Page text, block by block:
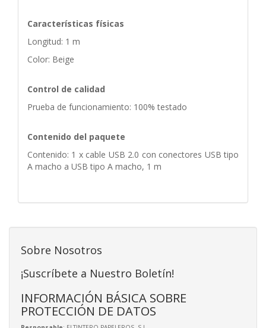
Características físicas
Longitud: 1 m
Color: Beige
Control de calidad
Prueba de funcionamiento: 100% testado
Contenido del paquete
Contenido: 1 x cable USB 2.0 con conectores USB tipo
A macho a USB tipo A macho, 1 m
Sobre Nosotros
¡Suscríbete a Nuestro Boletín!
INFORMACIÓN BÁSICA SOBRE
PROTECCIÓN DE DATOS